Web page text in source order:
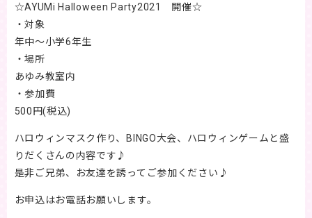
☆AYUMi Halloween Party2021 開催☆
・対象
年中～小学6年生
・場所
あゆみ教室内
・参加費
500円(税込)
ハロウィンマスク作り、BINGO大会、ハロウィンゲームと盛
りだくさんの内容です♪
是非ご兄弟、お友達を誘ってご参加ください♪
お申込はお電話お願いします。